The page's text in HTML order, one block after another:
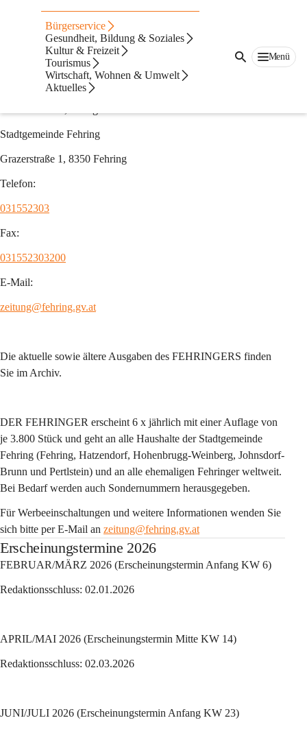
Bürgerservice
Gesundheit, Bildung & Soziales
Kultur & Freizeit
Tourismus
Wirtschaft, Wohnen & Umwelt
Aktuelles
Menü
Stadtzeitung
Amtliche Mitteilungen & Informationen aus
erster Hand
Stadtgemeinde Fehring
Grazerstraße 1, 8350 Fehring
Telefon:
031552303
Fax:
031552303200
E-Mail:
zeitung@fehring.gv.at
Die aktuelle sowie ältere Ausgaben des FEHRINGERS finden
Sie im Archiv.
DER FEHRINGER erscheint 6 x jährlich mit einer Auflage von
je 3.800 Stück und geht an alle Haushalte der Stadtgemeinde
Fehring (Fehring, Hatzendorf, Hohenbrugg-Weinberg, Johnsdorf-
Brunn und Pertlstein) und an alle ehemaligen Fehringer weltweit.
Bei Bedarf werden auch Sondernummern herausgegeben.
Für Werbeeinschaltungen und weitere Informationen wenden Sie
sich bitte per E-Mail an zeitung@fehring.gv.at
Erscheinungstermine 2026
FEBRUAR/MÄRZ 2026 (Erscheinungstermin Anfang KW 6)
Redaktionsschluss: 02.01.2026
APRIL/MAI 2026 (Erscheinungstermin Mitte KW 14)
Redaktionsschluss: 02.03.2026
JUNI/JULI 2026 (Erscheinungstermin Anfang KW 23)